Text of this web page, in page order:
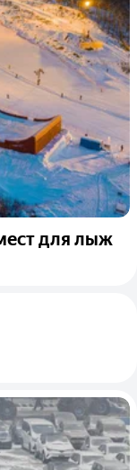
для лыж